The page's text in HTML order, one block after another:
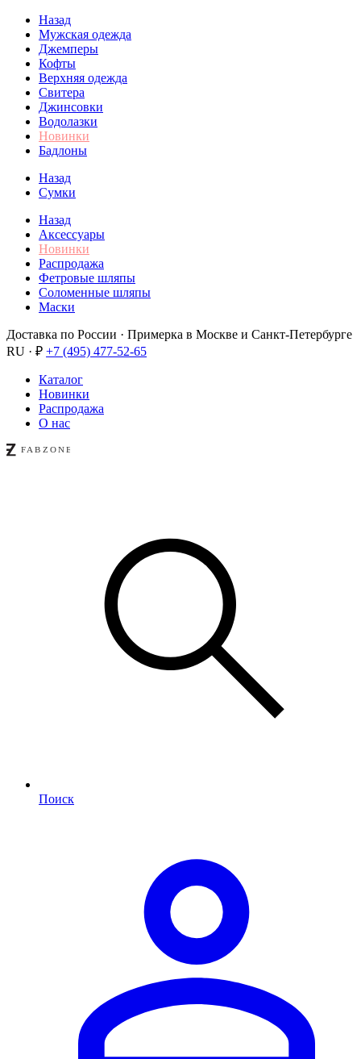
Назад
Мужская одежда
Джемперы
Кофты
Верхняя одежда
Свитера
Джинсовки
Водолазки
Новинки
Бадлоны
Назад
Сумки
Назад
Аксессуары
Новинки
Распродажа
Фетровые шляпы
Соломенные шляпы
Маски
Доставка по России · Примерка в Москве и Санкт-Петербурге
RU · ₽ +7 (495) 477-52-65
Каталог
Новинки
Распродажа
О нас
Поиск